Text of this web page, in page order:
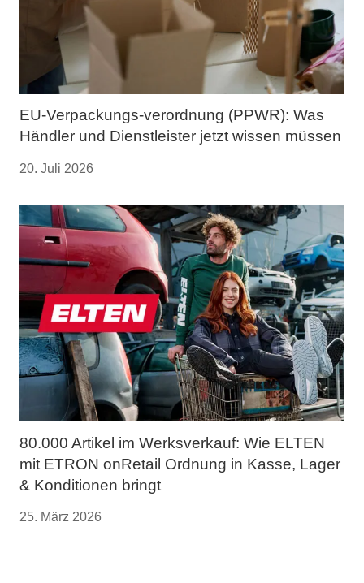
EU-Verpackungs-verordnung (PPWR): Was
Händler und Dienstleister jetzt wissen müssen
20. Juli 2026
80.000 Artikel im Werksverkauf: Wie ELTEN
mit ETRON onRetail Ordnung in Kasse, Lager
& Konditionen bringt
25. März 2026